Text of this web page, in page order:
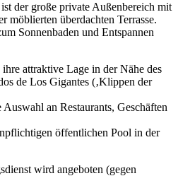
der große private Außenbereich mit
möblierten überdachten Terrasse.
Sonnenbaden und Entspannen
attraktive Lage in der Nähe des
de Los Gigantes (‚Klippen der
an Restaurants, Geschäften
öffentlichen Pool in der
wird angeboten (gegen